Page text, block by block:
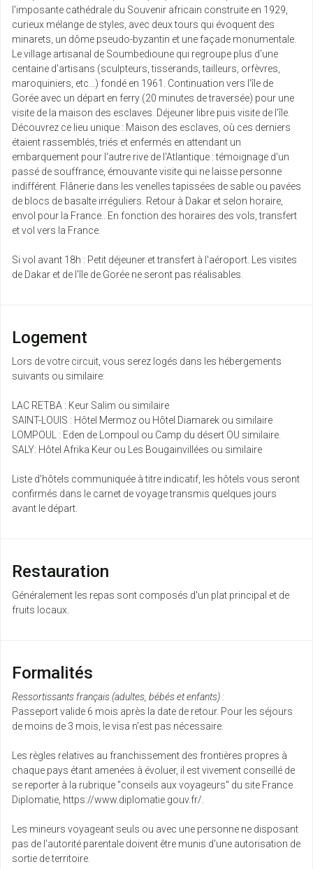
l'imposante cathédrale du Souvenir africain construite en 1929,
curieux mélange de styles, avec deux tours qui évoquent des
minarets, un dôme pseudo-byzantin et une façade monumentale.
Le village artisanal de Soumbedioune qui regroupe plus d'une
centaine d'artisans (sculpteurs, tisserands, tailleurs, orfèvres,
maroquiniers, etc...) fondé en 1961. Continuation vers l'île de
Gorée avec un départ en ferry (20 minutes de traversée) pour une
visite de la maison des esclaves. Déjeuner libre puis visite de l'île.
Découvrez ce lieu unique : Maison des esclaves, où ces derniers
étaient rassemblés, triés et enfermés en attendant un
embarquement pour l'autre rive de l'Atlantique : témoignage d'un
passé de souffrance, émouvante visite qui ne laisse personne
indifférent. Flânerie dans les venelles tapissées de sable ou pavées
de blocs de basalte irréguliers. Retour à Dakar et selon horaire,
envol pour la France.. En fonction des horaires des vols, transfert
et vol vers la France.
Si vol avant 18h : Petit déjeuner et transfert à l'aéroport. Les visites
de Dakar et de l'île de Gorée ne seront pas réalisables.
Logement
Lors de votre circuit, vous serez logés dans les hébergements
suivants ou similaire:
LAC RETBA : Keur Salim ou similaire
SAINT-LOUIS : Hôtel Mermoz ou Hôtel Diamarek ou similaire
LOMPOUL : Eden de Lompoul ou Camp du désert OU similaire.
SALY: Hôtel Afrika Keur ou Les Bougainvillées ou similaire
Liste d'hôtels communiquée à titre indicatif, les hôtels vous seront
confirmés dans le carnet de voyage transmis quelques jours
avant le départ.
Restauration
Généralement les repas sont composés d'un plat principal et de
fruits locaux.
Formalités
Ressortissants français (adultes, bébés et enfants) :
Passeport valide 6 mois après la date de retour. Pour les séjours
de moins de 3 mois, le visa n'est pas nécessaire.
Les règles relatives au franchissement des frontières propres à
chaque pays étant amenées à évoluer, il est vivement conseillé de
se reporter à la rubrique "conseils aux voyageurs" du site France
Diplomatie, https://www.diplomatie.gouv.fr/.
Les mineurs voyageant seuls ou avec une personne ne disposant
pas de l'autorité parentale doivent être munis d'une autorisation de
sortie de territoire.